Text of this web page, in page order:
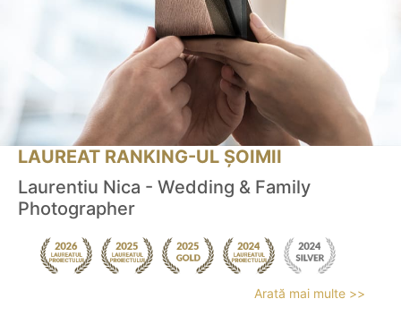
LAUREAT RANKING-UL ȘOIMII
Laurentiu Nica - Wedding & Family
Photographer
Arată mai multe >>